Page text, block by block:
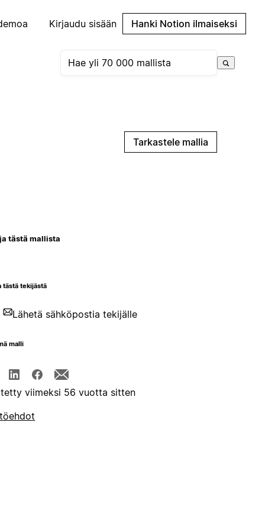
Kirjaudu sisään Hanki Notion ilmaiseksi
Tarkastele mallia
tästä mallista
tästä tekijästä
Lähetä sähköpostia tekijälle
malli
viimeksi 56 vuotta sitten